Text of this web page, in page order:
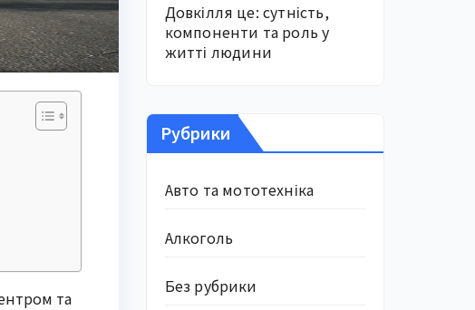
та
Довкілля це: сутність,
компоненти та роль у
житті людини
Рубрики
Авто та мототехніка
Алкоголь
Без рубрики